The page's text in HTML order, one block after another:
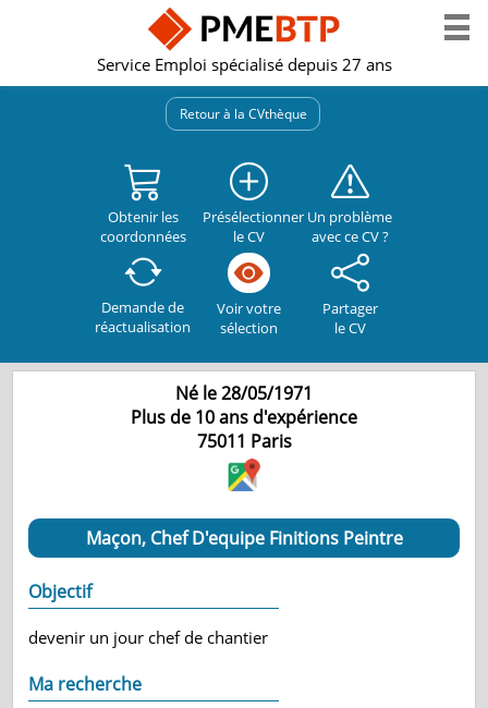
Service Emploi spécialisé depuis 27 ans
Retour à la CVthèque
Obtenir les
coordonnées
Présélectionner
le CV
Un problème
avec ce CV ?
Demande de
réactualisation
Voir votre
sélection
Partager
le CV
Né le 28/05/1971
Plus de 10 ans d'expérience
75011 Paris
Maçon, Chef D'equipe Finitions Peintre
Objectif
devenir un jour chef de chantier
Ma recherche